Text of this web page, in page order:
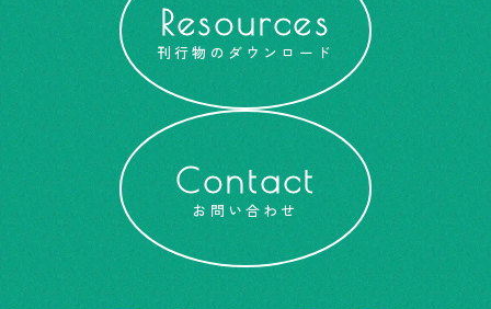
Resources
刊行物のダウンロード
Contact
お問い合わせ